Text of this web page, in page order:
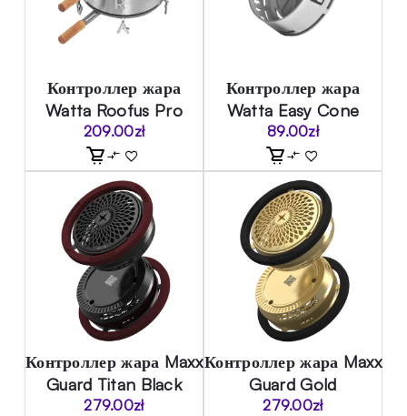
Контроллер жара
Watta Roofus Pro
209.00zł
Контроллер жара
Watta Easy Cone
89.00zł
Контроллер жара Maxx
Guard Titan Black
279.00zł
Контроллер жара Maxx
Guard Gold
279.00zł